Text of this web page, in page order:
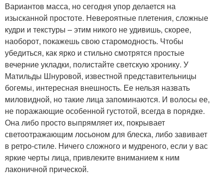
Вариантов масса, но сегодня упор делается на
изысканной простоте. Невероятные плетения, сложные
кудри и текстуры – этим никого не удивишь, скорее,
наоборот, покажешь свою старомодность. Чтобы
убедиться, как ярко и стильно смотрятся простые
вечерние укладки, полистайте светскую хронику. У
Матильды Шнуровой, известной представительницы
богемы, интересная внешность. Ее нельзя назвать
миловидной, но такие лица запоминаются. И волосы ее,
не поражающие особенной густотой, всегда в порядке.
Она либо просто выпрямляет их, покрывает
светоотражающим лосьоном для блеска, либо завивает
в ретро-стиле. Ничего сложного и мудреного, если у вас
яркие черты лица, привлеките вниманием к ним
лаконичной прической.